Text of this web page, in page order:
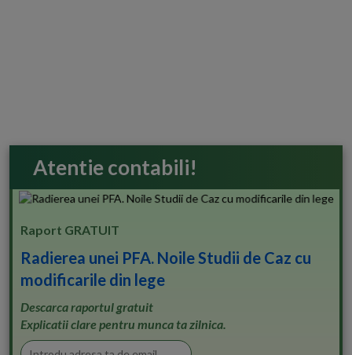
Atentie contabili!
Raport GRATUIT
Radierea unei PFA. Noile Studii de Caz cu
modificarile din lege
Descarca raportul gratuit
Explicatii clare pentru munca ta zilnica.